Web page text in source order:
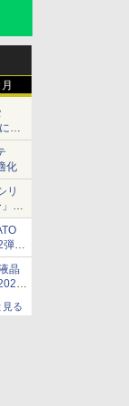
関
化
リ
を
大
弾が
ベ
晶
見る